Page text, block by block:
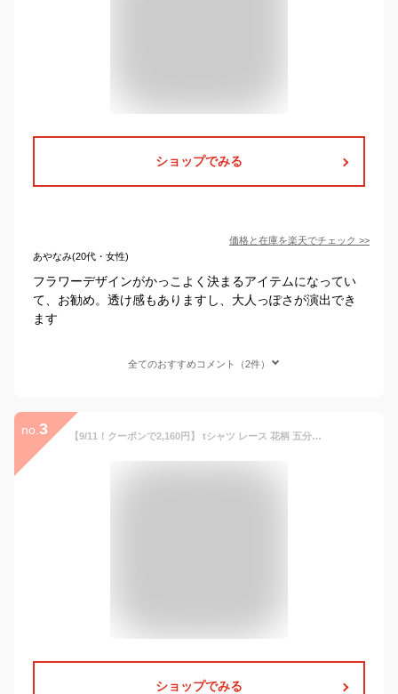
ショップでみる
価格と在庫を楽天でチェック >>
あやなみ(20代・女性)
フラワーデザインがかっこよく決まるアイテムになってい
て、お勧め。透け感もありますし、大人っぽさが演出でき
ます
全てのおすすめコメント（2件）
no. 3 【9/11！クーポンで2,160円】 tシャツ レース 花柄 五分袖 カットソー トップス レディース 半袖 クルーネック ボリューム袖 ブラウス シアー シースルー 透かし編み 透け感 オフィスカジュアル きれいめ 大人 上品 おしゃれ 二の腕 カバー 隠し 春夏 春 夏 cocomomo
ショップでみる